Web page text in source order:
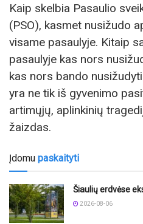
Kaip skelbia Pasaulio
(PSO), kasmet nusižudo
visame pasaulyje. Kitaip
pasaulyje kas nors
kas nors bando
yra ne tik iš gyvenimo
artimųjų, aplinkinių
žaizdas.
Įdomu paskaityti
Šiaulių erdvėse
2026-08-06